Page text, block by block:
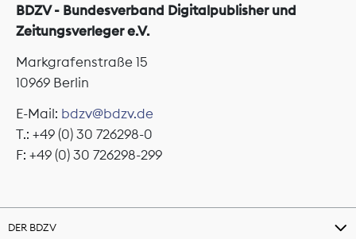
BDZV - Bundesverband Digitalpublisher und
Zeitungsverleger e.V.
Markgrafenstraße 15
10969 Berlin
E-Mail: bdzv@bdzv.de
T.: +49 (0) 30 726298-0
F: +49 (0) 30 726298-299
DER BDZV